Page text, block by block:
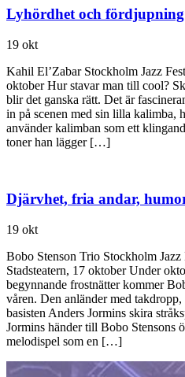
Lyhördhet och
19 okt
Kahil El’Zabar Stockholm Jazz
oktober Hur stavar man till cool?
blir det ganska rätt. Det är
in på scenen med sin lilla kalimba,
använder kalimban som ett
toner han lägger […]
Djärvhet, fria andar,
19 okt
Bobo Stenson Trio Stockholm
Stadsteatern, 17 oktober Under
begynnande frostnätter kommer
våren. Den anländer med
basisten Anders Jormins skira
Jormins händer till Bobo Stensons
melodispel som en […]